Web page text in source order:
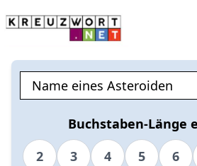
Buchstaben-Länge
2
3 4 5 6